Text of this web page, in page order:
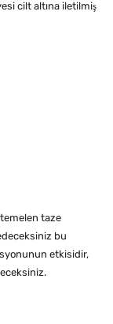
cilt altına iletilmiş
taze
bu
etkisidir,